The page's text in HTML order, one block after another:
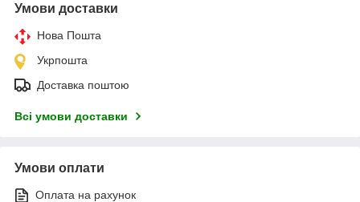
Умови доставки
Нова Пошта
Укрпошта
Доставка поштою
Всі умови доставки
Умови оплати
Оплата на рахунок